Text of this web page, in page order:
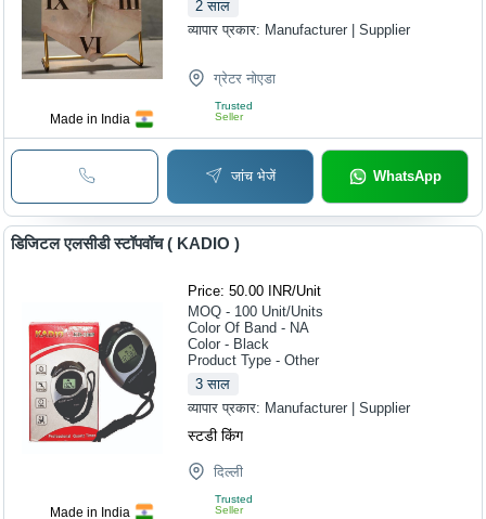
Made in India
2 साल
व्यापार प्रकार: Manufacturer | Supplier
ग्रेटर नोएडा
Trusted
Seller
जांच भेजें WhatsApp
Made in India
डिजिटल एलसीडी स्टॉपवॉच ( KADIO )
Price: 50.00 INR/Unit
MOQ - 100 Unit/Units
Color Of Band - NA
Color - Black
Product Type - Other
3 साल
व्यापार प्रकार: Manufacturer | Supplier
स्टडी किंग
दिल्ली
Trusted
Seller